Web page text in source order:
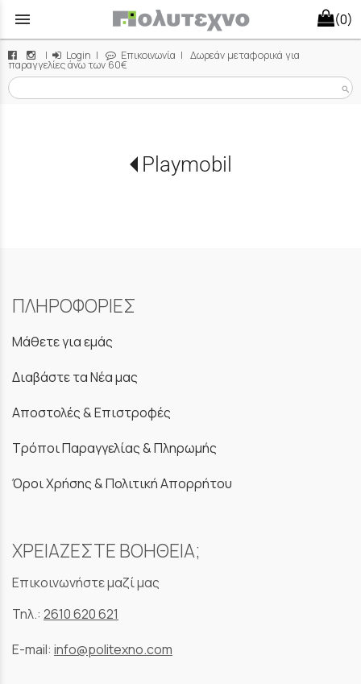
menu (0)
| Login | Επικοινωνία | Δωρεάν μεταφορικά για
παραγγελίες άνω των 60€
search
Playmobil
ΠΛΗΡΟΦΟΡΙΕΣ
Μάθετε για εμάς
Διαβάστε τα Νέα μας
Αποστολές & Επιστροφές
Τρόποι Παραγγελίας & Πληρωμής
Όροι Χρήσης & Πολιτική Απορρήτου
ΧΡΕΙΑΖΕΣΤΕ ΒΟΗΘΕΙΑ;
Επικοινωνήστε μαζί μας
Τηλ.: 2610 620 621
E-mail: info@politexno.com